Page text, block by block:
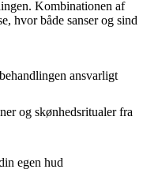
Kombinationen af
hvor både sanser og sind
ansvarligt
og skønhedsritualer fra
egen hud